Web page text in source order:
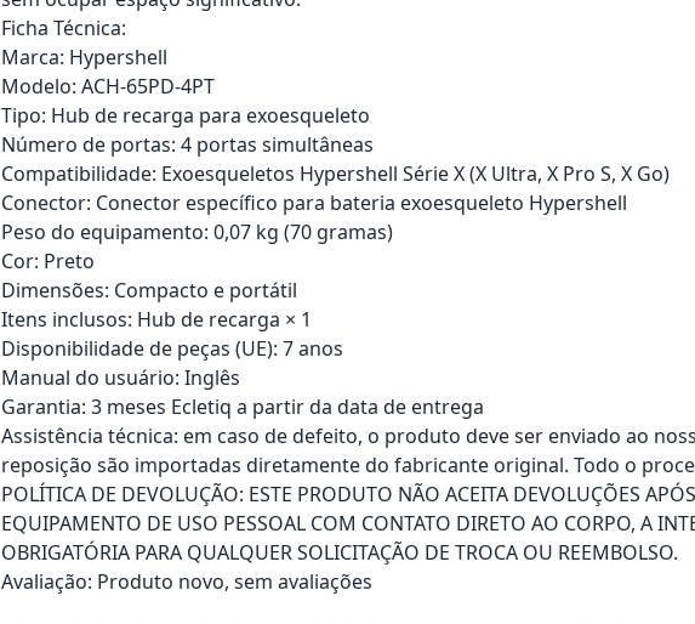
Ficha Técnica:
Marca: Hypershell
Modelo: ACH-65PD-4PT
Tipo: Hub de recarga para exoesqueleto
Número de portas: 4 portas simultâneas
Compatibilidade: Exoesqueletos Hypershell Série X (X Ultra, X Pro S, X Go)
Conector: Conector específico para bateria exoesqueleto Hypershell
Peso do equipamento: 0,07 kg (70 gramas)
Cor: Preto
Dimensões: Compacto e portátil
Itens inclusos: Hub de recarga × 1
Disponibilidade de peças (UE): 7 anos
Manual do usuário: Inglês
Garantia: 3 meses Ecletiq a partir da data de entrega
Assistência técnica: em caso de defeito, o produto deve ser enviado ao
reposição são importadas diretamente do fabricante original. Todo o
POLÍTICA DE DEVOLUÇÃO: ESTE PRODUTO NÃO ACEITA DEVOLUÇÕES
EQUIPAMENTO DE USO PESSOAL COM CONTATO DIRETO AO CORPO, A
OBRIGATÓRIA PARA QUALQUER SOLICITAÇÃO DE TROCA OU REEMBOLSO.
Avaliação: Produto novo, sem avaliações